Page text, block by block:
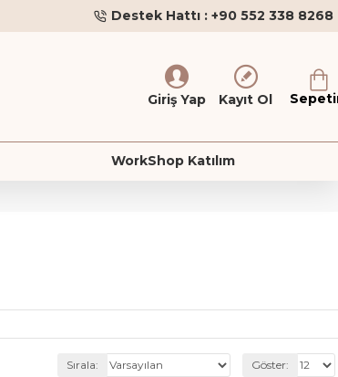
Destek Hattı : +90 552 338 8268
Giriş Yap Kayıt Ol
WorkShop Katılım
Sırala: Göster: